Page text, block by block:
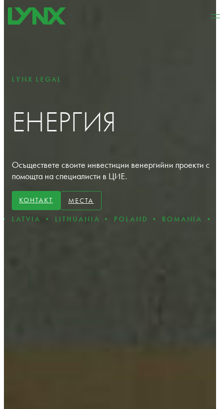
Към основното съдържание
страницата
LYNX LEGAL
ЕНЕРГИЯ
Осъществете своите инвестиции венергийни проекти с
помощта на специалисти в ЦИЕ.
КОНТАКТ МЕСТА
• POLAND • ROMANIA • SLOVAKIA